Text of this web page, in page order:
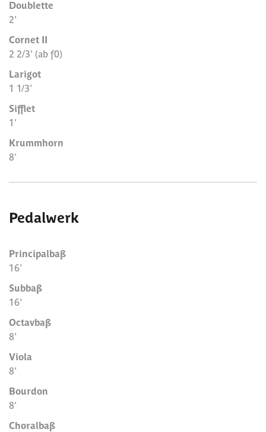
Doublette
2'
Cornet II
2 2/3' (ab f0)
Larigot
1 1/3'
Sifflet
1'
Krummhorn
8'
Pedalwerk
Principalbaß
16'
Subbaß
16'
Octavbaß
8'
Viola
8'
Bourdon
8'
Choralbaß